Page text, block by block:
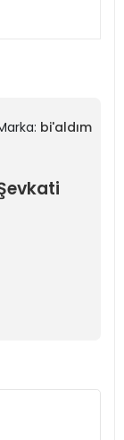
bi'aldım